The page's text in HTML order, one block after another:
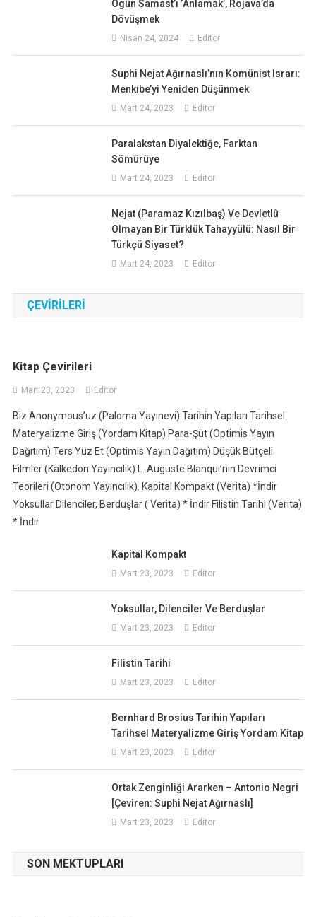
Ogün Samast’ı ‘Anlamak’, Rojava’da
Dövüşmek
Nisan 24, 2024 Editor
Suphi Nejat Ağırnaslı’nın Komünist Israrı:
Menkıbe’yi Yeniden Düşünmek
Mart 24, 2023 Editor
Paralakstan Diyalektiğe, Farktan
Sömürüye
Mart 24, 2023 Editor
Nejat (Paramaz Kızılbaş) Ve Devletlû
Olmayan Bir Türklük Tahayyülü: Nasıl Bir
Türkçü Siyaset?
Mart 24, 2023 Editor
ÇEVIRILERI
Kitap Çevirileri
Mart 23, 2023 Editor
Biz Anonymous’uz (Paloma Yayınevi) Tarihin Yapıları Tarihsel
Materyalizme Giriş (Yordam Kitap) Para-Şüt (Optimis Yayın
Dağıtım) Ters Yüz Et (Optimis Yayın Dağıtım) Düşük Bütçeli
Filmler (Kalkedon Yayıncılık) L. Auguste Blanqui’nin Devrimci
Teorileri (Otonom Yayıncılık). Kapital Kompakt (Verita) *İndir
Yoksullar Dilenciler, Berduşlar ( Verita) * İndir Filistin Tarihi (Verita)
* İndir
Kapital Kompakt
Mart 23, 2023 Editor
Yoksullar, Dilenciler Ve Berduşlar
Mart 23, 2023 Editor
Filistin Tarihi
Mart 23, 2023 Editor
Bernhard Brosius Tarihin Yapıları
Tarihsel Materyalizme Giriş Yordam Kitap
Mart 23, 2023 Editor
Ortak Zenginliği Ararken – Antonio Negri
[Çeviren: Suphi Nejat Ağırnaslı]
Mart 23, 2023 Editor
SON MEKTUPLARI